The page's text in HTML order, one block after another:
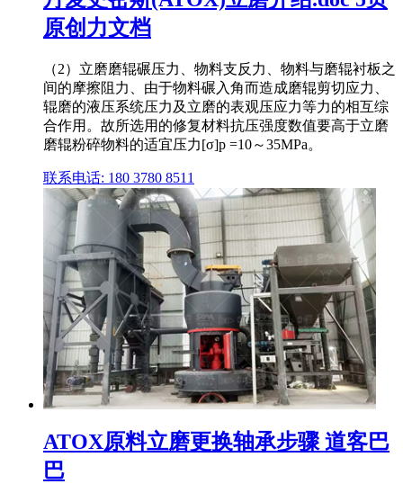
原创力文档
（2）立磨磨辊碾压力、物料支反力、物料与磨辊衬板之
间的摩擦阻力、由于物料碾入角而造成磨辊剪切应力、
辊磨的液压系统压力及立磨的表观压应力等力的相互综
合作用。故所选用的修复材料抗压强度数值要高于立磨
磨辊粉碎物料的适宜压力[σ]p =10～35MPa。
联系电话: 180 3780 8511
ATOX原料立磨更换轴承步骤 道客巴
巴